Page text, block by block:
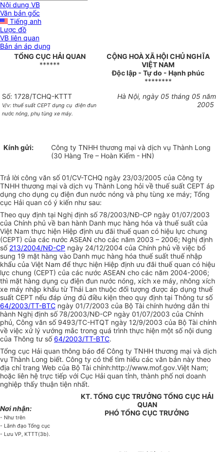
Nội dung VB
Văn bản gốc
Tiếng anh
Lược đồ
VB liên quan
Bản án áp dụng
TỔNG CỤC HẢI QUAN
******
CỘNG HOÀ XÃ HỘI CHỦ NGHĨA
VIỆT NAM
Độc lập - Tự do - Hạnh phúc
********
Số: 1728/TCHQ-KTTT
V/v: thuế suất CEPT dụng cụ điện đun
nước nóng, phụ tùng xe máy.
Hà Nội, ngày 05 tháng 05 năm
2005
Kính gửi:
Công ty TNHH thương mại và dịch vụ Thành Long
(30 Hàng Tre – Hoàn Kiếm - HN)
Trả lời công văn số 01/CV-TCHQ ngày 23/03/2005 của Công ty
TNHH thương mại và dịch vụ Thành Long hỏi về thuế suất CEPT áp
dụng cho dụng cụ điện đun nước nóng và phụ tùng xe máy; Tổng
cục Hải quan có ý kiến như sau:
Theo quy định tại Nghị định số 78/2003/NĐ-CP ngày 01/07/2003
của Chính phủ về ban hành Danh mục hàng hóa và thuế suất của
Việt Nam thực hiện Hiệp định ưu đãi thuế quan có hiệu lực chung
(CEPT) của các nước ASEAN cho các năm 2003 – 2006; Nghị định
số 213/2004/NĐ-CP ngày 24/12/2004 của Chính phủ về việc bổ
sung 19 mặt hàng vào Danh mục hàng hóa thuế suất thuế nhập
khẩu của Việt Nam để thực hiện Hiệp định ưu đãi thuế quan có hiệu
lực chung (CEPT) của các nước ASEAN cho các năm 2004-2006;
thì mặt hàng dụng cụ điện đun nước nóng, xích xe máy, nhông xích
xe máy nhập khẩu từ Thái Lan thuộc đối tượng được áp dụng thuế
suất CEPT nếu đáp ứng đủ điều kiện theo quy định tại Thông tư số
64/2003/TT-BTC ngày 01/7/2003 của Bộ Tài chính hướng dẫn thi
hành Nghị định số 78/2003/NĐ-CP ngày 01/07/2003 của Chính
phủ, Công văn số 9493/TC-HTQT ngày 12/9/2003 của Bộ Tài chính
về việc xử lý vướng mắc trong quá trình thực hiện một số nội dung
của Thông tư số 64/2003/TT-BTC.
Tổng cục Hải quan thông báo để Công ty TNHH thương mại và dịch
vụ Thành Long biết. Công ty có thể tìm hiểu các văn bản này theo
địa chỉ trang Web của Bộ Tài chính:http://www.mof.gov.Việt Nam;
hoặc liên hệ trực tiếp với Cục Hải quan tỉnh, thành phố nơi doanh
nghiệp thấy thuận tiện nhất.
Nơi nhận:
- Như trên
- Lãnh đạo Tổng cục
- Lưu VP, KTTT(3b).
KT. TỔNG CỤC TRƯỞNG TỔNG CỤC HẢI
QUAN
PHÓ TỔNG CỤC TRƯỞNG